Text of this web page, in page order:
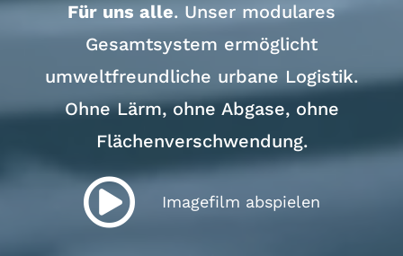
Für uns alle. Unser modulares
Gesamtsystem ermöglicht
umweltfreundliche urbane Logistik.
Ohne Lärm, ohne Abgase, ohne
Flächenverschwendung.
Imagefilm abspielen